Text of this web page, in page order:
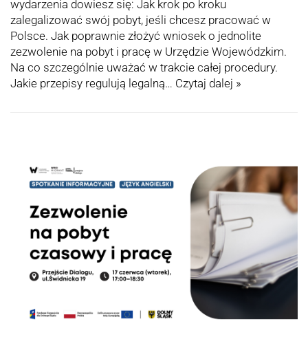
wydarzenia dowiesz się: Jak krok po kroku
zalegalizować swój pobyt, jeśli chcesz pracować w
Polsce. Jak poprawnie złożyć wniosek o jednolite
zezwolenie na pobyt i pracę w Urzędzie Wojewódzkim.
Na co szczególnie uważać w trakcie całej procedury.
Jakie przepisy regulują legalną… Czytaj dalej »